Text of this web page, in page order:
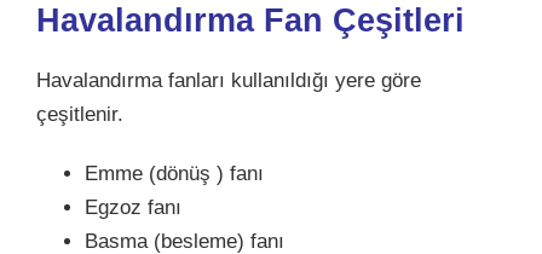
Havalandırma Fan Çeşitleri
Havalandırma fanları kullanıldığı yere göre
çeşitlenir.
Emme (dönüş ) fanı
Egzoz fanı
Basma (besleme) fanı